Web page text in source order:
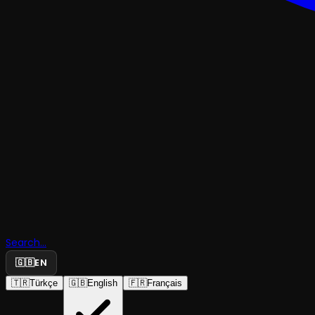
Search...
🇬🇧EN
🇹🇷Türkçe 🇬🇧English 🇫🇷Français
Türküler